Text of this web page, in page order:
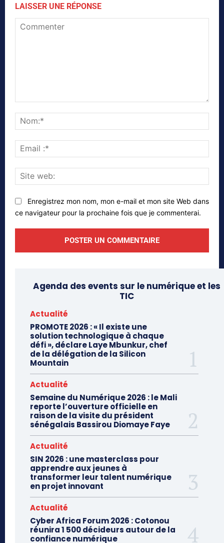
LAISSER UNE RÉPONSE
:*
web:
Enregistrez mon nom, mon e-mail et mon site Web dans
ce navigateur pour la prochaine fois que je commenterai.
Agenda des events sur le numérique et les
TIC
Actualité
PROMOTE 2026 : « Il existe une
solution technologique à chaque
défi », déclare Laye Mbunkur, chef
de la délégation de la Silicon
Mountain
Actualité
Semaine du Numérique 2026 : le Mali
reporte l’ouverture officielle en
raison de la visite du président
sénégalais Bassirou Diomaye Faye
Actualité
SIN 2026 : une masterclass pour
apprendre aux jeunes à
transformer leur talent numérique
en projet innovant
Actualité
Cyber Africa Forum 2026 : Cotonou
réunira 1 500 décideurs autour de la
confiance numérique